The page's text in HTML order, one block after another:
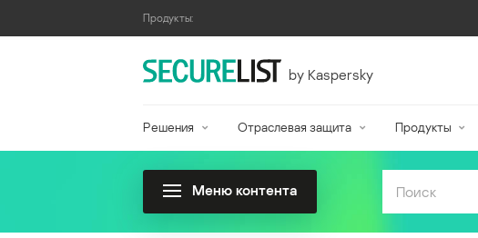
Продукты:
by Kaspersky
Решения Отраслевая защита Продукты
Меню контента